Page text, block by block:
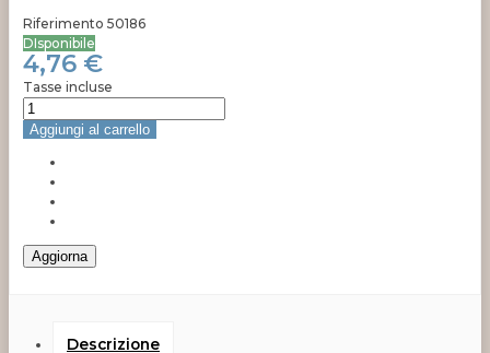
Riferimento 50186
DIsponibile
4,76 €
Tasse incluse
Aggiungi al carrello
Descrizione